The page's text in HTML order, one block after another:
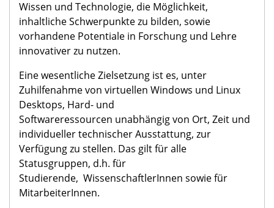
Wissen und Technologie, die Möglichkeit,
inhaltliche Schwerpunkte zu bilden, sowie
vorhandene Potentiale in Forschung und Lehre
innovativer zu nutzen.
Eine wesentliche Zielsetzung ist es, unter
Zuhilfenahme von virtuellen Windows und Linux
Desktops, Hard- und
Softwareressourcen unabhängig von Ort, Zeit und
individueller technischer Ausstattung, zur
Verfügung zu stellen. Das gilt für alle
Statusgruppen, d.h. für
Studierende, WissenschaftlerInnen sowie für
MitarbeiterInnen.